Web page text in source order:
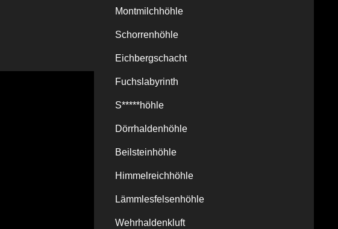
Montmilchhöhle
Schorrenhöhle
Eichbergschacht
Fuchslabyrinth
S*****höhle
Dörrhaldenhöhle
Beilsteinhöhle
Himmelreichhöhle
Lämmlesfelsenhöhle
Wehrhaldenkluft